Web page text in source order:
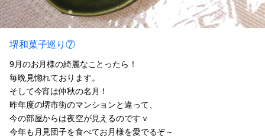
堺和菓子巡り⑦
9月のお月様の綺麗なことったら！
毎晩見惚れております。
そして今宵は仲秋の名月！
昨年度の堺市街のマンションと違って、
今の部屋からは夜空が見えるのですｖ
今年も月見団子を食べてお月様を愛でるぞ～